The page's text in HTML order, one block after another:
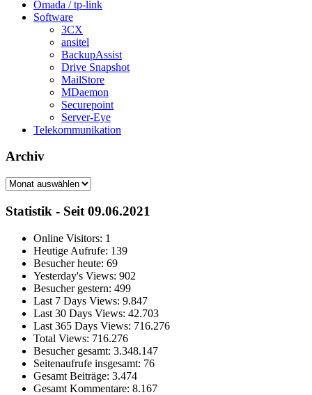
Omada / tp-link
Software
3CX
ansitel
BackupAssist
Drive Snapshot
MailStore
MDaemon
Securepoint
Server-Eye
Telekommunikation
Archiv
Archiv
Statistik - Seit 09.06.2021
Online Visitors: 1
Heutige Aufrufe: 139
Besucher heute: 69
Yesterday's Views: 902
Besucher gestern: 499
Last 7 Days Views: 9.847
Last 30 Days Views: 42.703
Last 365 Days Views: 716.276
Total Views: 716.276
Besucher gesamt: 3.348.147
Seitenaufrufe insgesamt: 76
Gesamt Beiträge: 3.474
Gesamt Kommentare: 8.167